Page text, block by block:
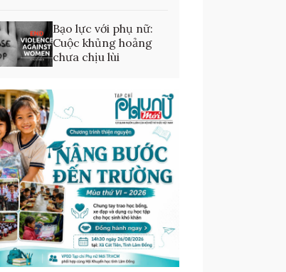
Bạo lực với phụ nữ:
Cuộc khủng hoảng
chưa chịu lùi